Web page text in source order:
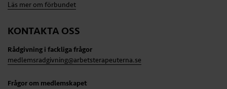
Läs mer om förbundet
KONTAKTA OSS
Rådgivning i fackliga frågor
medlemsradgivning@arbetsterapeuterna.se
Frågor om medlemskapet